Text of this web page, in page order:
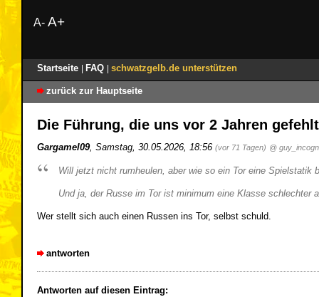
A- A+
Startseite FAQ schwatzgelb.de unterstützen
zurück zur Hauptseite
Die Führung, die uns vor 2 Jahren
Gargamel09, Samstag, 30.05.2026, 18:56 (vor 71 Tagen) @
Will jetzt nicht rumheulen, aber wie so ein Tor eine Spielstatik
Und ja, der Russe im Tor ist minimum eine Klasse schlechter
Wer stellt sich auch einen Russen ins Tor, selbst schuld.
antworten
Antworten auf diesen Eintrag: